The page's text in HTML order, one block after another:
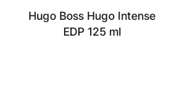
Hugo Boss Hugo Intense
EDP 125 ml